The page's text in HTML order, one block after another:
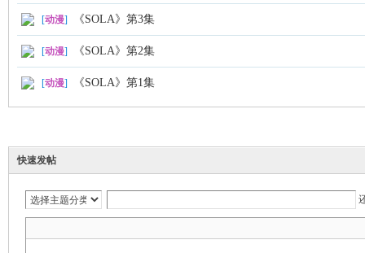
[动漫] 《SOLA》第3集
[动漫] 《SOLA》第2集
[动漫] 《SOLA》第1集
快速发帖